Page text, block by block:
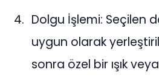
Dolgu İşlemi: Seçilen
uygun olarak
sonra özel bir ışık